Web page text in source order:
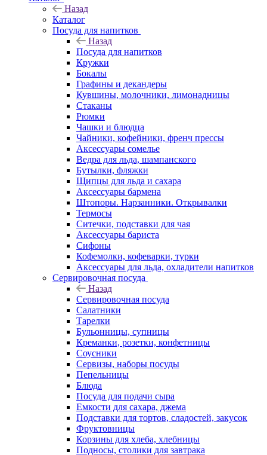
Назад
Каталог
Посуда для напитков
Назад
Посуда для напитков
Кружки
Бокалы
Графины и декандеры
Кувшины, молочники, лимонадницы
Стаканы
Рюмки
Чашки и блюдца
Чайники, кофейники, френч прессы
Аксессуары сомелье
Ведра для льда, шампанского
Бутылки, фляжки
Щипцы для льда и сахара
Аксессуары бармена
Штопоры. Нарзанники. Открывалки
Термосы
Ситечки, подставки для чая
Аксессуары бариста
Сифоны
Кофемолки, кофеварки, турки
Аксессуары для льда, охладители напитков
Сервировочная посуда
Назад
Сервировочная посуда
Салатники
Тарелки
Бульонницы, супницы
Креманки, розетки, конфетницы
Соусники
Сервизы, наборы посуды
Пепельницы
Блюда
Посуда для подачи сыра
Емкости для сахара, джема
Подставки для тортов, сладостей, закусок
Фруктовницы
Корзины для хлеба, хлебницы
Подносы, столики для завтрака